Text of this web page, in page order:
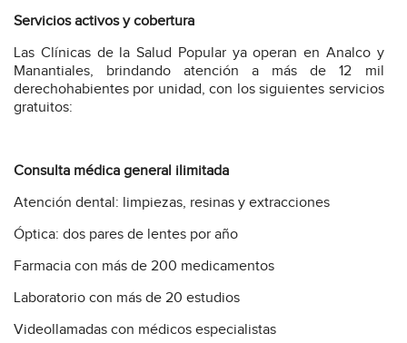
Servicios activos y cobertura
Las Clínicas de la Salud Popular ya operan en Analco y
Manantiales, brindando atención a más de 12 mil
derechohabientes por unidad, con los siguientes servicios
gratuitos:
Consulta médica general ilimitada
Atención dental: limpiezas, resinas y extracciones
Óptica: dos pares de lentes por año
Farmacia con más de 200 medicamentos
Laboratorio con más de 20 estudios
Videollamadas con médicos especialistas